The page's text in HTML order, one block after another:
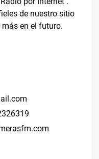
de nuestro sitio
en el futuro.